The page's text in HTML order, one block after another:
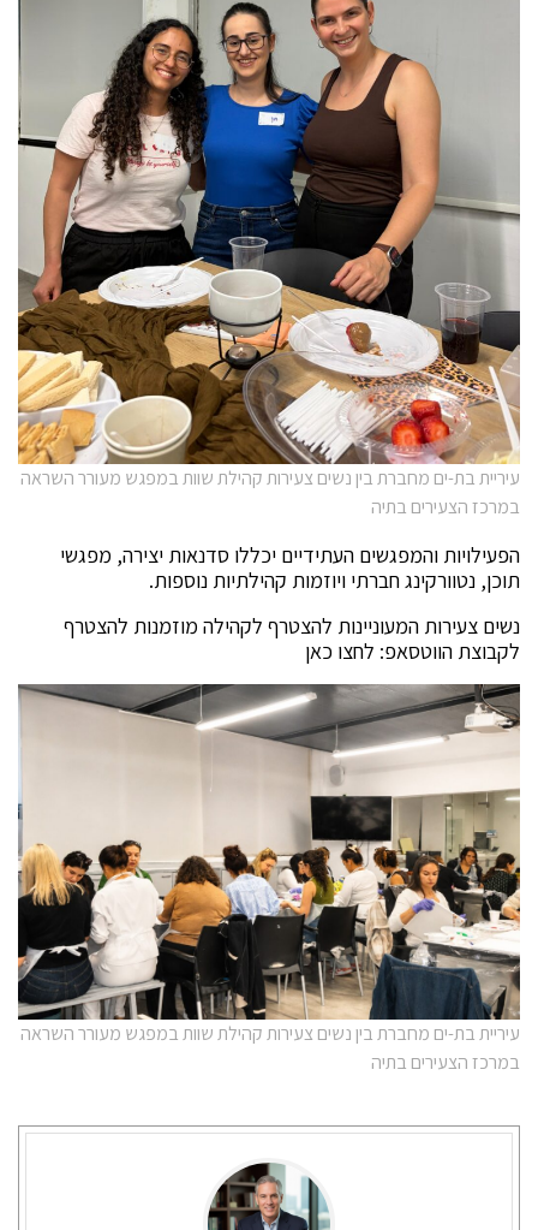
עיריית בת-ים מחברת בין נשים צעירות קהילת שוות במפגש מעורר השראה
במרכז הצעירים בתיה
הפעילויות והמפגשים העתידיים יכללו סדנאות יצירה, מפגשי
תוכן, נטוורקינג חברתי ויוזמות קהילתיות נוספות.
נשים צעירות המעוניינות להצטרף לקהילה מוזמנות להצטרף
לקבוצת הווטסאפ: לחצו כאן
עיריית בת-ים מחברת בין נשים צעירות קהילת שוות במפגש מעורר השראה
במרכז הצעירים בתיה